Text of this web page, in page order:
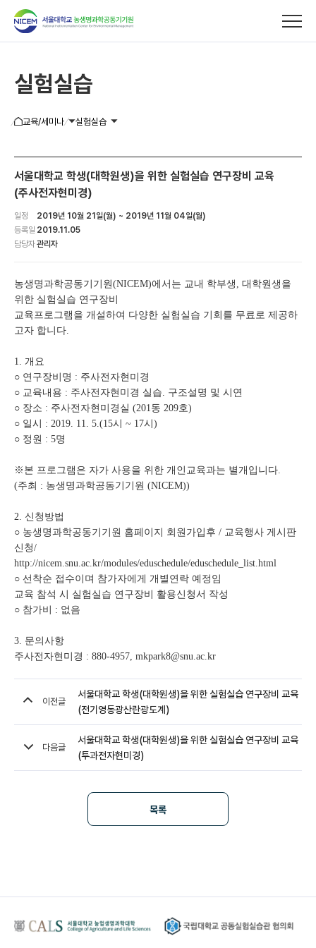
교육/세미나
실험실습
공개강좌
신청확인
커뮤니티
기기원 소개
마이페이지
실험실습
교육/세미나 실험실습
서울대학교 학생(대학원생)을 위한 실험실습 연구장비 교육
(주사전자현미경)
일정
2019년 10월 21일(월) ~ 2019년 11월 04일(월)
등록일 2019.11.05
담당자관리자
농생명과학공동기기원(NICEM)에서는 교내 학부생, 대학원생을
위한 실험실습 연구장비
교육프로그램을 개설하여 다양한 실험실습 기회를 무료로 제공하
고자 합니다.
1. 개요
○ 연구장비명 : 주사전자현미경
○ 교육내용 : 주사전자현미경 실습. 구조설명 및 시연
○ 장소 : 주사전자현미경실 (201동 209호)
○ 일시 : 2019. 11. 5.(15시 ~ 17시)
○ 정원 : 5명
※본 프로그램은 자가 사용을 위한 개인교육과는 별개입니다.
(주최 : 농생명과학공동기기원 (NICEM))
2. 신청방법
○ 농생명과학공동기기원 홈페이지 회원가입후 / 교육행사 게시판
신청/
http://nicem.snu.ac.kr/modules/eduschedule/eduschedule_list.html
○ 선착순 접수이며 참가자에게 개별연락 예정임
교육 참석 시 실험실습 연구장비 활용신청서 작성
○ 참가비 : 없음
3. 문의사항
주사전자현미경 : 880-4957, mkpark8@snu.ac.kr
이전글
서울대학교 학생(대학원생)을 위한 실험실습 연구장비 교육
(전기영동광산란광도계)
다음글
서울대학교 학생(대학원생)을 위한 실험실습 연구장비 교육
(투과전자현미경)
목록